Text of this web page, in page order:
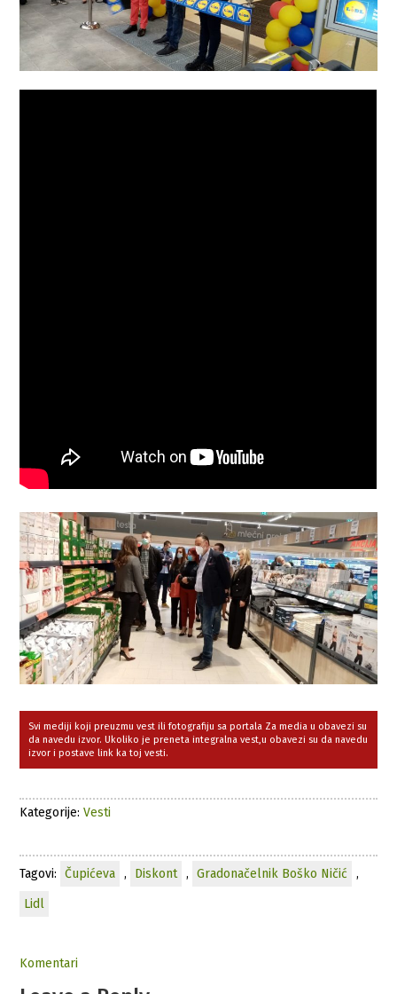
Svi mediji koji preuzmu vest ili fotografiju sa portala Za media u obavezi su
da navedu izvor. Ukoliko je preneta integralna vest,u obavezi su da navedu
izvor i postave link ka toj vesti.
Kategorije:Vesti
Tagovi: Čupićeva , Diskont , Gradonačelnik Boško Ničić
,
Lidl
Komentari